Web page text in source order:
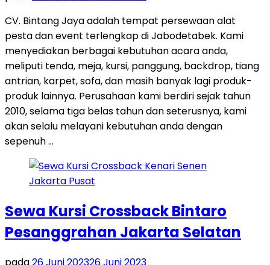
CV. Bintang Jaya adalah tempat persewaan alat
pesta dan event terlengkap di Jabodetabek. Kami
menyediakan berbagai kebutuhan acara anda,
meliputi tenda, meja, kursi, panggung, backdrop, tiang
antrian, karpet, sofa, dan masih banyak lagi produk-
produk lainnya. Perusahaan kami berdiri sejak tahun
2010, selama tiga belas tahun dan seterusnya, kami
akan selalu melayani kebutuhan anda dengan
sepenuh …
Sewa Kursi Crossback Bintaro
Pesanggrahan Jakarta Selatan